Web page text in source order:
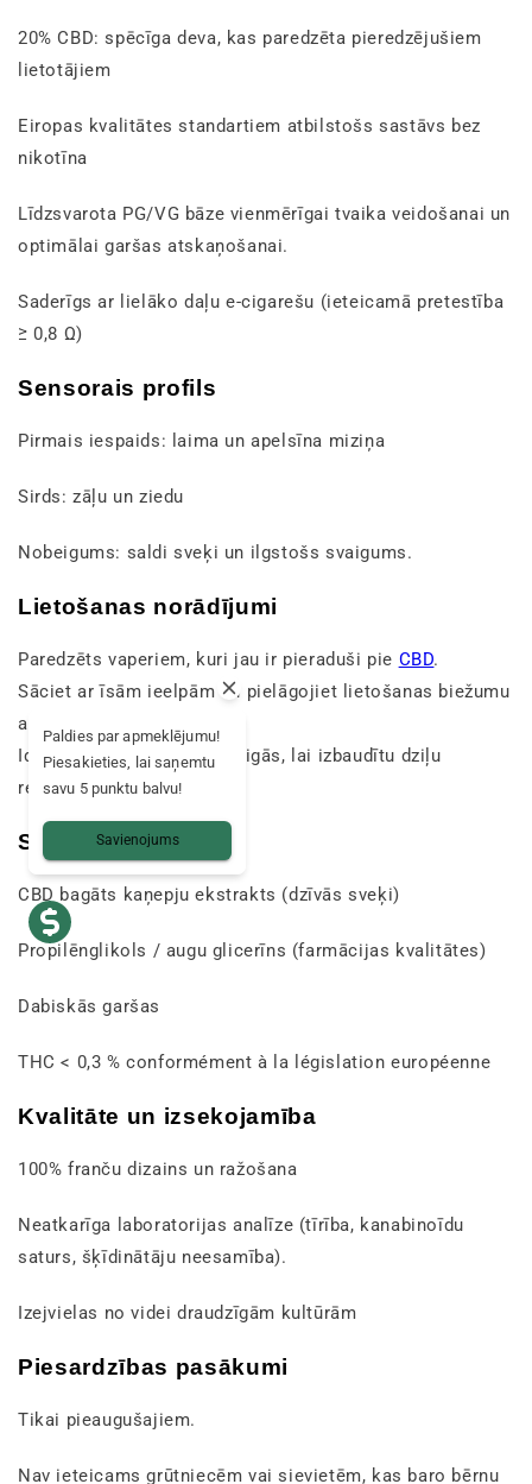
20% CBD: spēcīga deva, kas paredzēta pieredzējušiem
lietotājiem
Eiropas kvalitātes standartiem atbilstošs sastāvs bez
nikotīna
Līdzsvarota PG/VG bāze vienmērīgai tvaika veidošanai un
optimālai garšas atskaņošanai.
Saderīgs ar lielāko daļu e-cigarešu (ieteicamā pretestība
≥ 0,8 Ω)
Sensorais profils
Pirmais iespaids: laima un apelsīna miziņa
Sirds: zāļu un ziedu
Nobeigums: saldi sveķi un ilgstošs svaigums.
Lietošanas norādījumi
Paredzēts vaperiem, kuri jau ir pieraduši pie CBD.
Sāciet ar īsām ieelpām un pielāgojiet lietošanas biežumu
atbilstoši savām sajūtām.
Ideāli piemērots dienas beigās, lai izbaudītu dziļu
relaksāciju.
Sastāvs
CBD bagāts kaņepju ekstrakts (dzīvās sveķi)
Propilēnglikols / augu glicerīns (farmācijas kvalitātes)
Dabiskās garšas
THC < 0,3 % conformément à la législation européenne
Kvalitāte un izsekojamība
100% franču dizains un ražošana
Neatkarīga laboratorijas analīze (tīrība, kanabinoīdu
saturs, šķīdinātāju neesamība).
Izejvielas no videi draudzīgām kultūrām
Piesardzības pasākumi
Tikai pieaugušajiem.
Nav ieteicams grūtniecēm vai sievietēm, kas baro bērnu
Paldies par apmeklējumu!
Piesakieties, lai saņemtu
savu 5 punktu balvu!
Savienojums